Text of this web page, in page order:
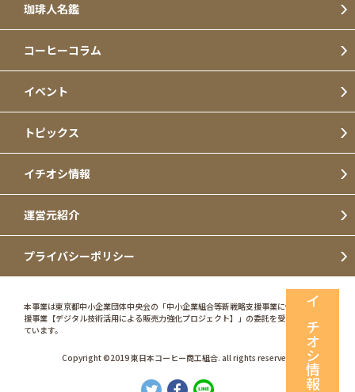
イチオシ情報
珈琲人名鑑
コーヒーコラム
イベント
トピックス
イチオシ情報
運営元紹介
プライバシーポリシー
本事業は東京都中小企業団体中央会の「中小企業組合等新戦略支援事業に係る特別支
援事業【デジタル技術活用による販売力強化プロジェクト】」の委託を受けて実施し
ています。
Copyright ©2019 東日本コーヒー商工組合. all rights reserved.